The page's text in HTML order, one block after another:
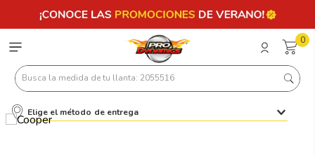
0
Busca la medida de tu llanta: 2055516
Elige el método de entrega
Términos más buscados